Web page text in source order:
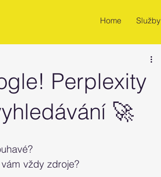
Home Služby
Perplexity
🚀
vždy zdroje?